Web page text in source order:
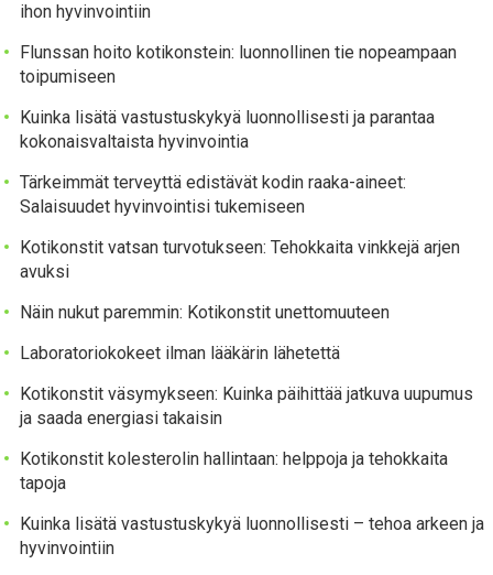
ihon hyvinvointiin
Flunssan hoito kotikonstein: luonnollinen tie nopeampaan
toipumiseen
Kuinka lisätä vastustuskykyä luonnollisesti ja parantaa
kokonaisvaltaista hyvinvointia
Tärkeimmät terveyttä edistävät kodin raaka-aineet:
Salaisuudet hyvinvointisi tukemiseen
Kotikonstit vatsan turvotukseen: Tehokkaita vinkkejä arjen
avuksi
Näin nukut paremmin: Kotikonstit unettomuuteen
Laboratoriokokeet ilman lääkärin lähetettä
Kotikonstit väsymykseen: Kuinka päihittää jatkuva uupumus
ja saada energiasi takaisin
Kotikonstit kolesterolin hallintaan: helppoja ja tehokkaita
tapoja
Kuinka lisätä vastustuskykyä luonnollisesti – tehoa arkeen ja
hyvinvointiin